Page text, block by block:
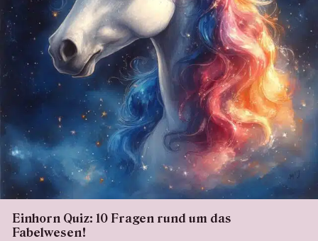
Einhorn Quiz: 10 Fragen rund um das
Fabelwesen!